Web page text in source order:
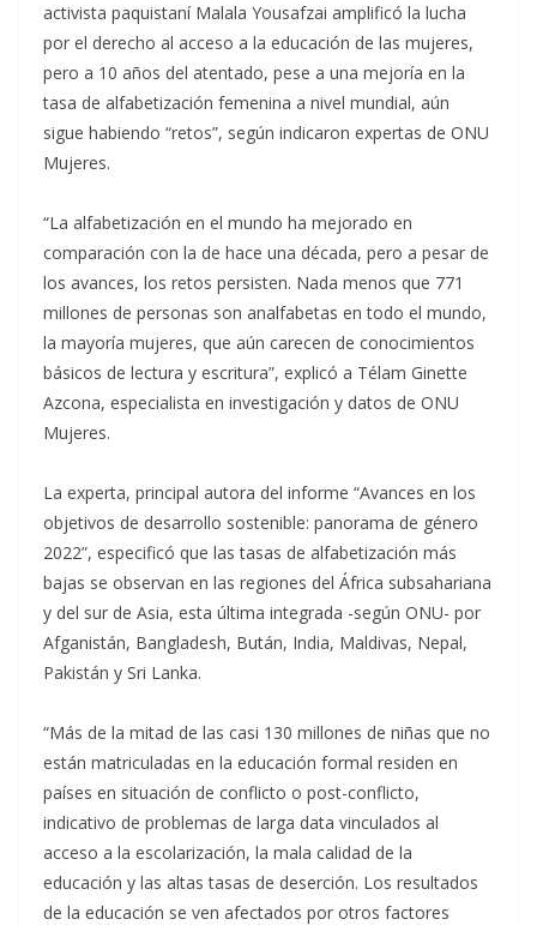
activista paquistaní Malala Yousafzai amplificó la lucha
por el derecho al acceso a la educación de las mujeres,
pero a 10 años del atentado, pese a una mejoría en la
tasa de alfabetización femenina a nivel mundial, aún
sigue habiendo “retos”, según indicaron expertas de ONU
Mujeres.
“La alfabetización en el mundo ha mejorado en
comparación con la de hace una década, pero a pesar de
los avances, los retos persisten. Nada menos que 771
millones de personas son analfabetas en todo el mundo,
la mayoría mujeres, que aún carecen de conocimientos
básicos de lectura y escritura”, explicó a Télam Ginette
Azcona, especialista en investigación y datos de ONU
Mujeres.
La experta, principal autora del informe “Avances en los
objetivos de desarrollo sostenible: panorama de género
2022”, especificó que las tasas de alfabetización más
bajas se observan en las regiones del África subsahariana
y del sur de Asia, esta última integrada -según ONU- por
Afganistán, Bangladesh, Bután, India, Maldivas, Nepal,
Pakistán y Sri Lanka.
“Más de la mitad de las casi 130 millones de niñas que no
están matriculadas en la educación formal residen en
países en situación de conflicto o post-conflicto,
indicativo de problemas de larga data vinculados al
acceso a la escolarización, la mala calidad de la
educación y las altas tasas de deserción. Los resultados
de la educación se ven afectados por otros factores